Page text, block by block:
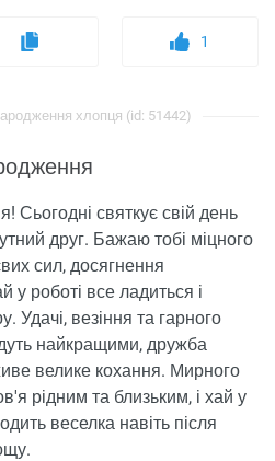
1
хлопця (id: 51442)
Сьогодні святкує свій день
друг. Бажаю тобі міцного
сил, досягнення
у роботі все ладиться і
Удачі, везіння та гарного
найкращими, дружба
велике кохання. Мирного
рідним та близьким, і хай у
веселка навіть після